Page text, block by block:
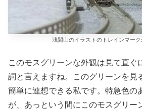
浅間山のイラストのトレインマー
このモスグリーンな外観は見て直ぐ
詞と言えますね。このグリーンを見
簡単に連想できる私です。特急色の
が、あっという間にこのモスグリー